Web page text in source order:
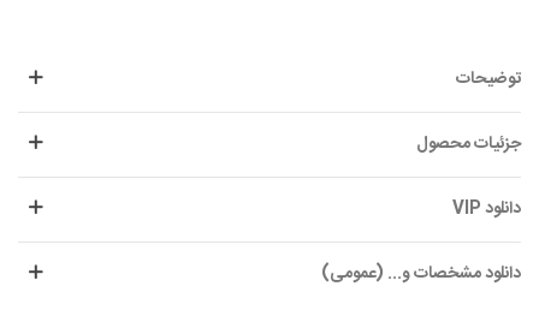
توضیحات
جزئیات محصول
دانلود VIP
دانلود مشخصات و... (عمومی)